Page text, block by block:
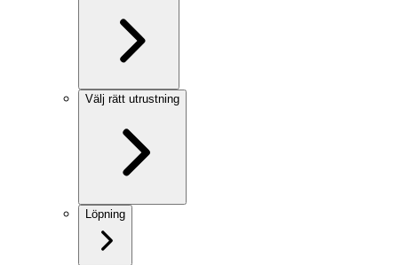
Välj rätt utrustning
Löpning